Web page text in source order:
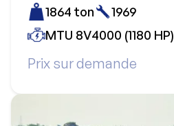
Prix sur demande
1864 ton
1969
MTU 8V4000 (1180 HP)